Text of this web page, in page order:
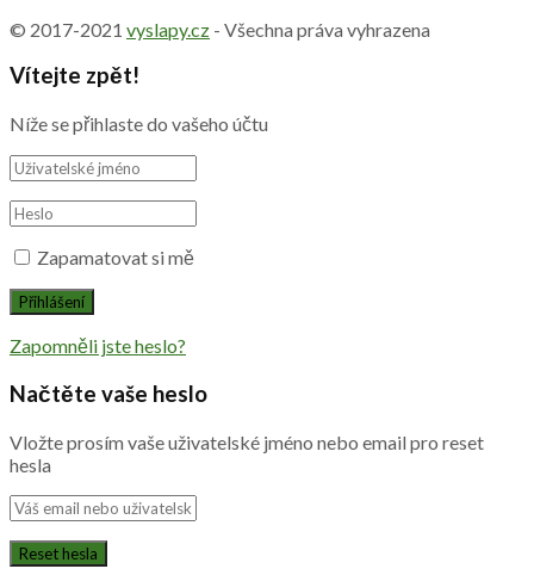
© 2017-2021 vyslapy.cz - Všechna práva vyhrazena
Vítejte zpět!
Níže se přihlaste do vašeho účtu
Zapamatovat si mě
Zapomněli jste heslo?
Načtěte vaše heslo
Vložte prosím vaše uživatelské jméno nebo email pro reset
hesla